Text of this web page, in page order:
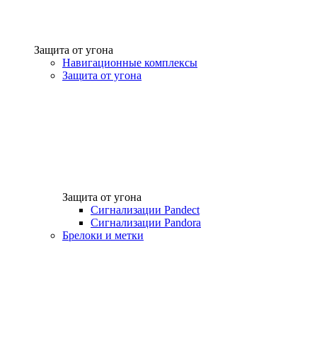
Защита от угона
Навигационные комплексы
Защита от угона
Защита от угона
Сигнализации Pandect
Сигнализации Pandora
Брелоки и метки